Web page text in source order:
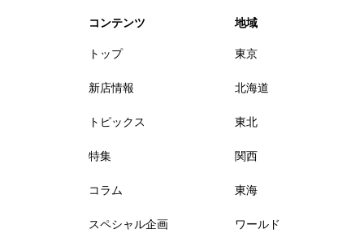
コンテンツ
トップ
新店情報
トピックス
特集
コラム
スペシャル企画
地域
東京
北海道
東北
関西
東海
ワールド